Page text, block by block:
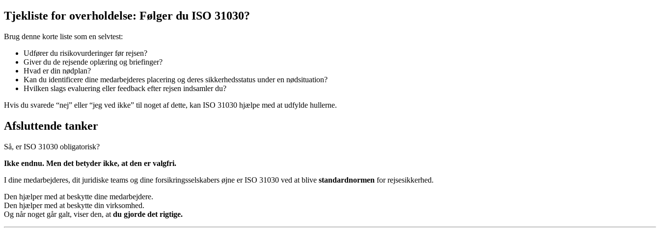
Tjekliste for overholdelse: Følger du ISO 31030?
Brug denne korte liste som en selvtest:
Udfører du risikovurderinger før rejsen?
Giver du de rejsende oplæring og briefinger?
Hvad er din nødplan?
Kan du identificere dine medarbejderes placering og deres sikkerhedsstatus under en nødsituation?
Hvilken slags evaluering eller feedback efter rejsen indsamler du?
Hvis du svarede “nej” eller “jeg ved ikke” til noget af dette, kan ISO 31030 hjælpe med at udfylde hullerne.
Afsluttende tanker
Så, er ISO 31030 obligatorisk?
Ikke endnu. Men det betyder ikke, at den er valgfri.
I dine medarbejderes, dit juridiske teams og dine forsikringsselskabers øjne er ISO 31030 ved at blive standardnormen for rejsesikkerhed.
Den hjælper med at beskytte dine medarbejdere.
Den hjælper med at beskytte din virksomhed.
Og når noget går galt, viser den, at du gjorde det rigtige.